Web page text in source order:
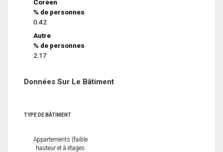
Coréen
% de personnes
0.42
Autre
% de personnes
2.17
Données Sur Le Bâtiment
TYPE DE BÂTIMENT
Appartements (faible
hauteur et à étages